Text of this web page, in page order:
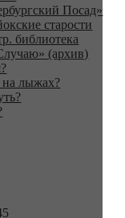
Посад»
старости
библиотека
(архив)
на лыжах?